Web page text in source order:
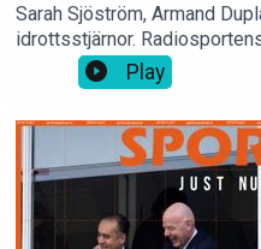
Sarah Sjöström, Armand
idrottsstjärnor.
väg mot sitt sjätte OS?
ny löparhistoria och tar sitt
Play